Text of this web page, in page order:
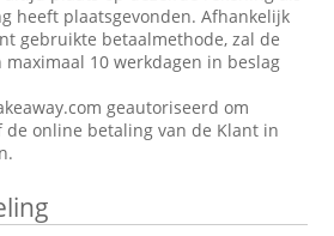
heeft plaatsgevonden. Afhankelijk
gebruikte betaalmethode, zal de
10 werkdagen in beslag
geautoriseerd om
de online betaling van de Klant in